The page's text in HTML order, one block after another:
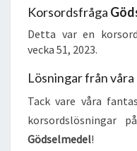
Korsordsfråga
Detta var en
vecka 51, 2023.
Lösningar från
Tack vare våra
korsordslösningar
Gödselmedel!